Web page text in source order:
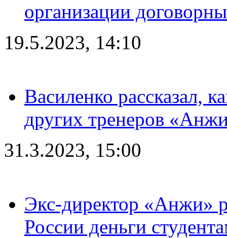
организации
19.5.2023, 14:10
Василенко рассказал,
других тренеров
31.3.2023, 15:00
Экс-директор «Анжи»
России деньги